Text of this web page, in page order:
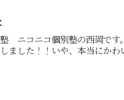
ニコニコ個別塾の西岡で
ました！！いや、本当にか